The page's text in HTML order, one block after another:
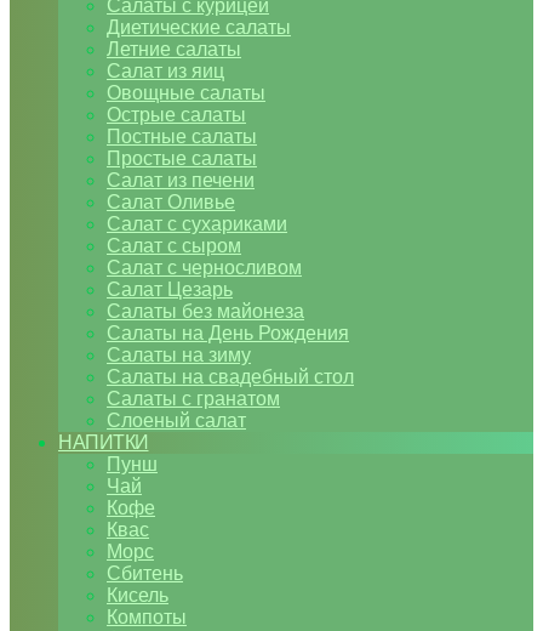
Салаты с курицей
Диетические салаты
Летние салаты
Салат из яиц
Овощные салаты
Острые салаты
Постные салаты
Простые салаты
Салат из печени
Салат Оливье
Салат с сухариками
Салат с сыром
Салат с черносливом
Салат Цезарь
Салаты без майонеза
Салаты на День Рождения
Салаты на зиму
Салаты на свадебный стол
Салаты с гранатом
Слоеный салат
НАПИТКИ
Пунш
Чай
Кофе
Квас
Морс
Сбитень
Кисель
Компоты